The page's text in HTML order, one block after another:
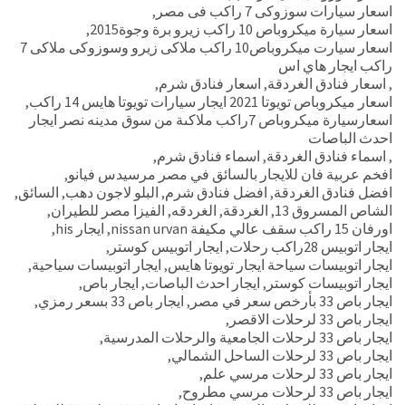
اسعار سيارات سوزوكى 7 راكب فى مصر
,
اسعار سيارة ميكروباص 10 راكب زيرو برة وجوة2015
,
اسعار سيارت ميكروباص10 راكب ملاكى زيرو وسوزوكى ملاكى 7
راكب ايجار هاي اس
, اسعار فنادق الغردقة, اسعار فنادق شرم,
اسعار ميكروباص تويوتا 2021 ايجار سيارات تويوتا هايس 14 راكب
,
اسعارسيارة ميكروباص 7راكب ملاكىة من سوق مدينه نصر ايجار
احدث الباصات
, اسماء فنادق الغردقة, اسماء فنادق شرم,
افخم عربية فان للايجار بالسائق في مصر مرسيدس فيانو,
افضل فنادق الغردقة, افضل فنادق شرم, البلو لاجون دهب, السائق,
الشاص المسروق 13
, الغردقة, الغردقه, الفيزا مصر للطيران,
اورفان 15 راكب سقف عالي مكيفة nissan urvan
, ايجار his
,
ايجار اتوبيس 28راكب رحلات
, ايجار اتوبيس كوستر ,
ايجار اتوبيسات سياحة ايجار تويوتا هايس, ايجار اتوبيسات سياحية,
ايجار اتوبيسات كوستر , ايجار احدث الباصات, ايجار باص,
ايجار باص 33 بأرخص سعر في مصر
, ايجار باص 33 بسعر رمزي
,
ايجار باص 33 لرحلات الاقصر
,
ايجار باص 33 لرحلات الجامعية والرحلات المدرسية
,
ايجار باص 33 لرحلات الساحل الشمالي
,
ايجار باص 33 لرحلات مرسي علم
,
ايجار باص 33 لرحلات مرسي مطروح
,